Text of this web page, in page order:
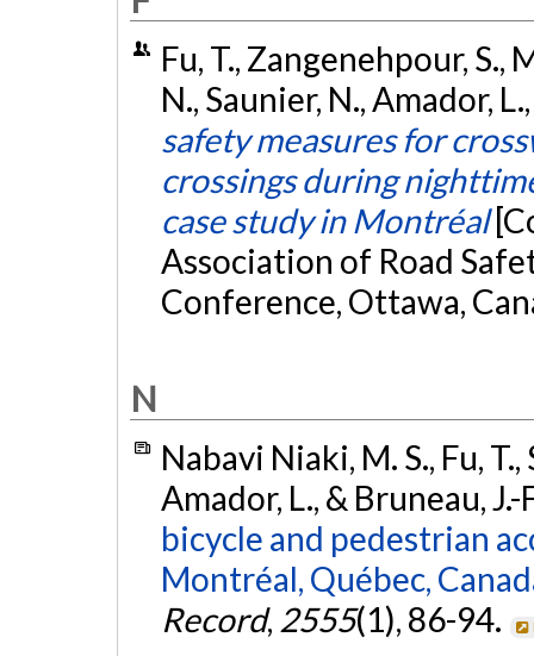
Fu, T., Zangenehpour, S.,
N., Saunier, N., Amador,
safety measures for
crossings during
case study in Montréal
Association of Road
Conference, Ottawa,
N
Nabavi Niaki, M. S., Fu,
Amador, L., & Bruneau,
bicycle and pedestrian
Montréal, Québec,
Record, 2555(1), 86-94.